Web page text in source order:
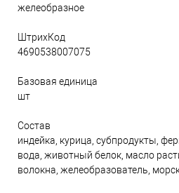
желеобразное
ШтрихКод
4690538007075
Базовая единица
шт
Состав
индейка, курица, субпродукты,
вода, животный белок, масло
волокна, желеобразователь,